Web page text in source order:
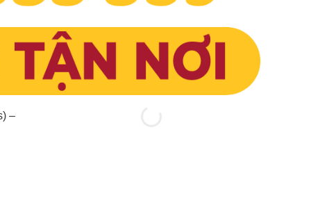
83,200₫
–
Thông tin thêm:
Mua sỉ vui lòng liên hệ chúng tôi:
0989.330.683 Gửi tin nhắn